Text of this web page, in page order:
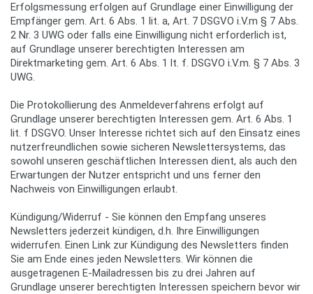
Erfolgsmessung erfolgen auf Grundlage einer Einwilligung der
Empfänger gem. Art. 6 Abs. 1 lit. a, Art. 7 DSGVO i.V.m § 7 Abs.
2 Nr. 3 UWG oder falls eine Einwilligung nicht erforderlich ist,
auf Grundlage unserer berechtigten Interessen am
Direktmarketing gem. Art. 6 Abs. 1 lt. f. DSGVO i.V.m. § 7 Abs. 3
UWG.
Die Protokollierung des Anmeldeverfahrens erfolgt auf
Grundlage unserer berechtigten Interessen gem. Art. 6 Abs. 1
lit. f DSGVO. Unser Interesse richtet sich auf den Einsatz eines
nutzerfreundlichen sowie sicheren Newslettersystems, das
sowohl unseren geschäftlichen Interessen dient, als auch den
Erwartungen der Nutzer entspricht und uns ferner den
Nachweis von Einwilligungen erlaubt.
Kündigung/Widerruf - Sie können den Empfang unseres
Newsletters jederzeit kündigen, d.h. Ihre Einwilligungen
widerrufen. Einen Link zur Kündigung des Newsletters finden
Sie am Ende eines jeden Newsletters. Wir können die
ausgetragenen E-Mailadressen bis zu drei Jahren auf
Grundlage unserer berechtigten Interessen speichern bevor wir